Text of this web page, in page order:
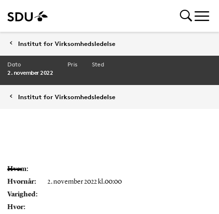
Institut for Virksomhedsledelse
Dato
2. november 2022
Pris Sted
Institut for Virksomhedsledelse
Hvem:
Hvornår:
2. november 2022 kl.00:00
Varighed:
Hvor: